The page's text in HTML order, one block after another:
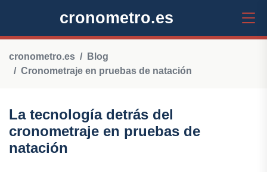
cronometro.es
cronometro.es
Blog
Cronometraje en pruebas de natación
La tecnología detrás del
cronometraje en pruebas de
natación